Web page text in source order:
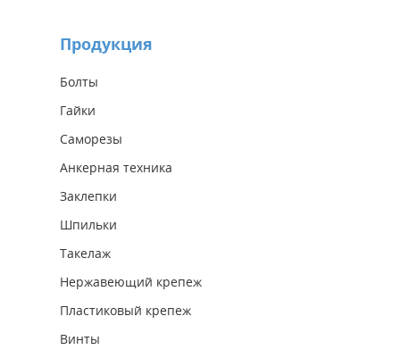
Продукция
Болты
Гайки
Саморезы
Анкерная техника
Заклепки
Шпильки
Такелаж
Нержавеющий крепеж
Пластиковый крепеж
Винты